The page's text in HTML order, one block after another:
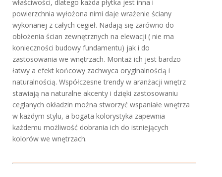
właściwości, dlatego każda płytka jest inna i
powierzchnia wyłożona nimi daje wrażenie ściany
wykonanej z całych cegieł. Nadają się zarówno do
obłożenia ścian zewnętrznych na elewacji ( nie ma
konieczności budowy fundamentu) jak i do
zastosowania we wnętrzach. Montaż ich jest bardzo
łatwy a efekt końcowy zachwyca oryginalnością i
naturalnością. Współczesne trendy w aranżacji wnętrz
stawiają na naturalne akcenty i dzięki zastosowaniu
ceglanych okładzin można stworzyć wspaniałe wnętrza
w każdym stylu, a bogata kolorystyka zapewnia
każdemu możliwość dobrania ich do istniejących
kolorów we wnętrzach.